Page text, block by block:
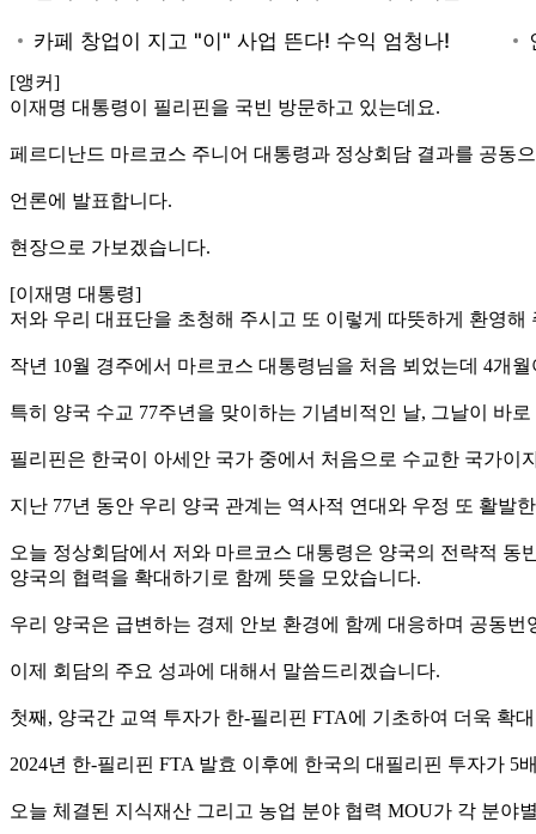
[앵커]
이재명 대통령이 필리핀을 국빈 방문하고 있는데요.
페르디난드 마르코스 주니어 대통령과 정상회담 결과를 공동
언론에 발표합니다.
현장으로 가보겠습니다.
[이재명 대통령]
저와 우리 대표단을 초청해 주시고 또 이렇게 따뜻하게 환영
작년 10월 경주에서 마르코스 대통령님을 처음 뵈었는데 4개
특히 양국 수교 77주년을 맞이하는 기념비적인 날, 그날이 바
필리핀은 한국이 아세안 국가 중에서 처음으로 수교한 국가
지난 77년 동안 우리 양국 관계는 역사적 연대와 우정 또 활발
오늘 정상회담에서 저와 마르코스 대통령은 양국의 전략적
양국의 협력을 확대하기로 함께 뜻을 모았습니다.
우리 양국은 급변하는 경제 안보 환경에 함께 대응하며 공동
이제 회담의 주요 성과에 대해서 말씀드리겠습니다.
첫째, 양국간 교역 투자가 한-필리핀 FTA에 기초하여 더욱 확
2024년 한-필리핀 FTA 발효 이후에 한국의 대필리핀 투자가
오늘 체결된 지식재산 그리고 농업 분야 협력 MOU가 각 분